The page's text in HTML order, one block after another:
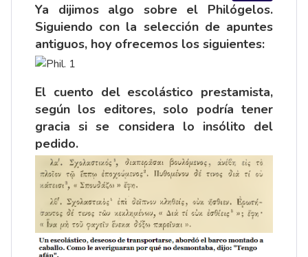
Ya dijimos algo sobre el Philógelos.
Siguiendo con la selecciónde apuntes
antiguos, hoy ofrecemos los siguientes:
El cuento del escolástico prestamista,
según los editores, solo podría tener
gracia si se considera lo insólito del
pedido.